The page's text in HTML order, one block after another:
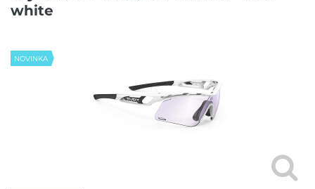
white
NOVINKA